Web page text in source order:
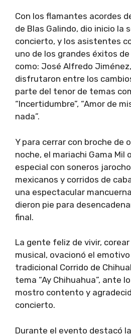
Con los flamantes acordes
de Blas Galindo, dio inicio la
concierto, y los asistentes
uno de los grandes éxitos
como: José Alfredo
disfrutaron entre los
parte del tenor de temas
“Incertidumbre”, “Amor de
nada”.
Y para cerrar con broche de
noche, el mariachi Gama Mil
especial con soneros
mexicanos y corridos de
una espectacular
dieron pie para
final.
La gente feliz de vivir,
musical, ovacionó el
tradicional Corrido de
tema “Ay Chihuahua”, ante
mostro contento y
concierto.
Durante el evento destacó